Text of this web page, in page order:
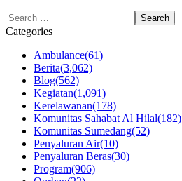
Categories
Ambulance(61)
Berita(3,062)
Blog(562)
Kegiatan(1,091)
Kerelawanan(178)
Komunitas Sahabat Al Hilal(182)
Komunitas Sumedang(52)
Penyaluran Air(10)
Penyaluran Beras(30)
Program(906)